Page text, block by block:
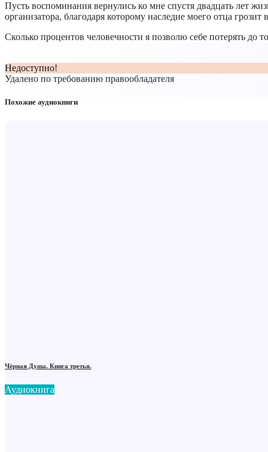
Пусть воспоминания вернулись ко мне спустя двадцать лет
организатора, благодаря которому наследие моего отца
Сколько процентов человечности я позволю себе потерять
Недоступно!
Удалено по требованию правообладателя
Похожие аудиокниги
Чёрная Душа. Книга третья.
Аудиокнига